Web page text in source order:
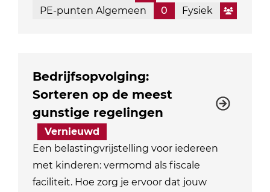
PE-punten Algemeen
0 Fysiek
Bedrijfsopvolging:
Sorteren op de meest
gunstige regelingen
Vernieuwd
Een belastingvrijstelling voor iedereen
met kinderen: vermomd als fiscale
faciliteit. Hoe zorg je ervoor dat jouw